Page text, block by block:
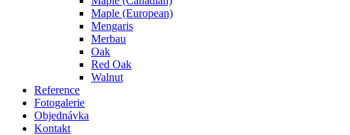
Maple (European)
Mengaris
Merbau
Oak
Red Oak
Walnut
Reference
Fotogalerie
Objednávka
Kontakt